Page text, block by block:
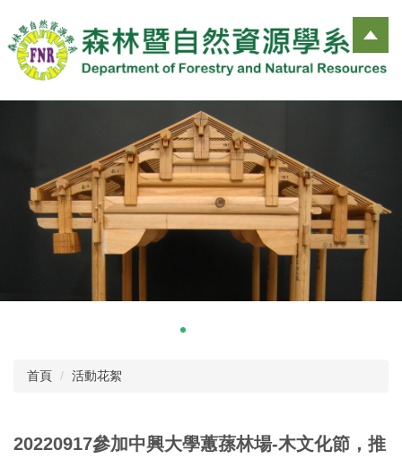
到
主
要
首頁 活動花絮
20220917參加中興大學蕙蓀林場-木文化節，推